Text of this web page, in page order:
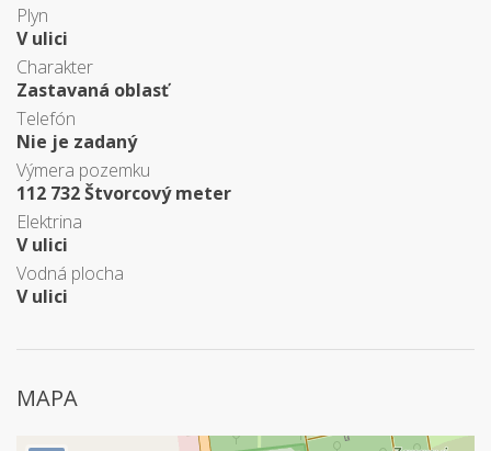
Plyn
V ulici
Charakter
Zastavaná oblasť
Telefón
Nie je zadaný
Výmera pozemku
112 732 Štvorcový meter
Elektrina
V ulici
Vodná plocha
V ulici
MAPA